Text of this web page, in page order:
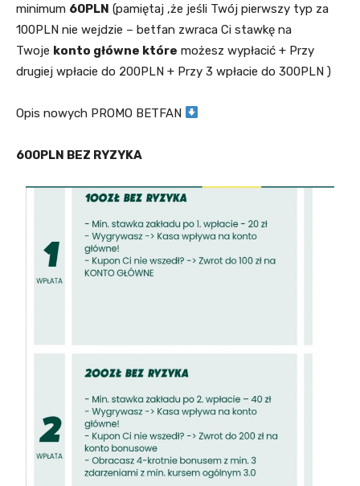
minimum 60PLN (pamiętaj ,że jeśli Twój pierwszy typ za
100PLN nie wejdzie – betfan zwraca Ci stawkę na
Twoje konto główne które możesz wypłacić + Przy
drugiej wpłacie do 200PLN + Przy 3 wpłacie do 300PLN )
Opis nowych PROMO BETFAN
600PLN BEZ RYZYKA